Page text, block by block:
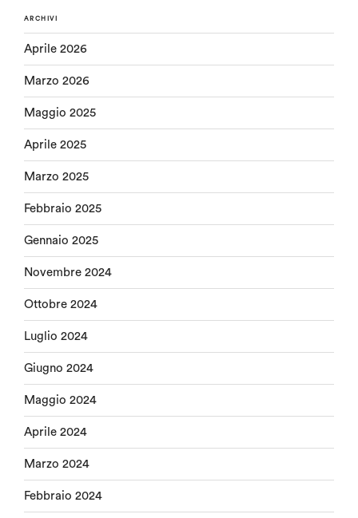
ARCHIVI
Aprile 2026
Marzo 2026
Maggio 2025
Aprile 2025
Marzo 2025
Febbraio 2025
Gennaio 2025
Novembre 2024
Ottobre 2024
Luglio 2024
Giugno 2024
Maggio 2024
Aprile 2024
Marzo 2024
Febbraio 2024